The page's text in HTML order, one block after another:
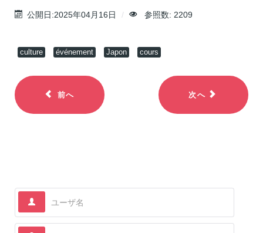
公開日:2025年04月16日 参照数: 2209
culture événement Japon cours
前へ 次へ
ユーザ名